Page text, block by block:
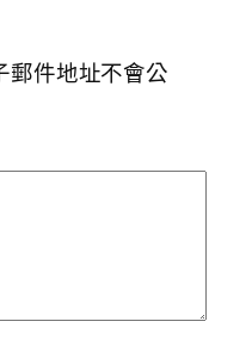
郵件地址不會公